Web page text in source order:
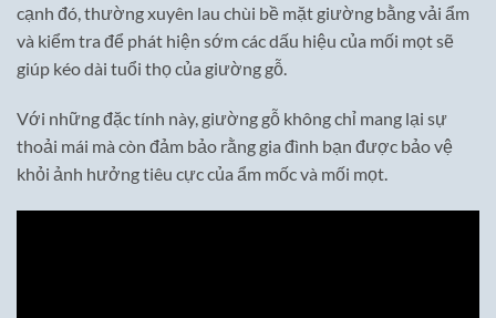
cạnh đó, thường xuyên lau chùi bề mặt giường bằng vải ẩm
và kiểm tra để phát hiện sớm các dấu hiệu của mối mọt sẽ
giúp kéo dài tuổi thọ của giường gỗ.
Với những đặc tính này, giường gỗ không chỉ mang lại sự
thoải mái mà còn đảm bảo rằng gia đình bạn được bảo vệ
khỏi ảnh hưởng tiêu cực của ẩm mốc và mối mọt.